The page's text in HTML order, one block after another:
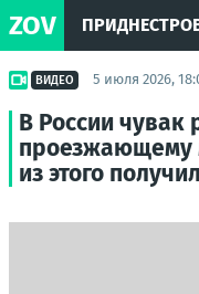
ZOV
ВИДЕО 5 июля 2026,
В России чувак
проезжающему
из этого